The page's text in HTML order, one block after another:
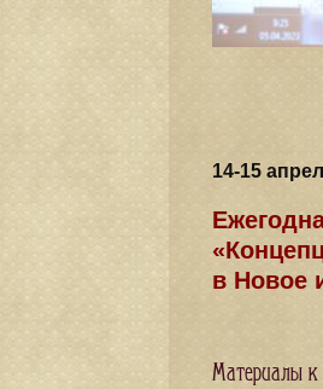
14-15
в Новое
Материалы к